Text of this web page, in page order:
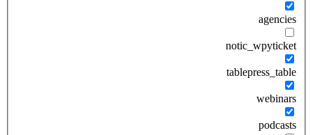
agencies
notic_wpyticket
tablepress_table
webinars
podcasts